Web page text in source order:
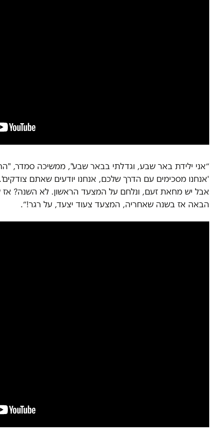
״אני ילידת באר שבע, וגדלתי בבאר שבע", ממשיכה סמדר,
'אנחנו מסכימים עם הדרך שלכם, אנחנו יודעים שאתם
אבל יש מחאת זעם, ונלחם על המצעד הראשון. לא השנה?
הבאה אז בשנה שאחריה, המצעד צעוד יצעד, על רגר!״.